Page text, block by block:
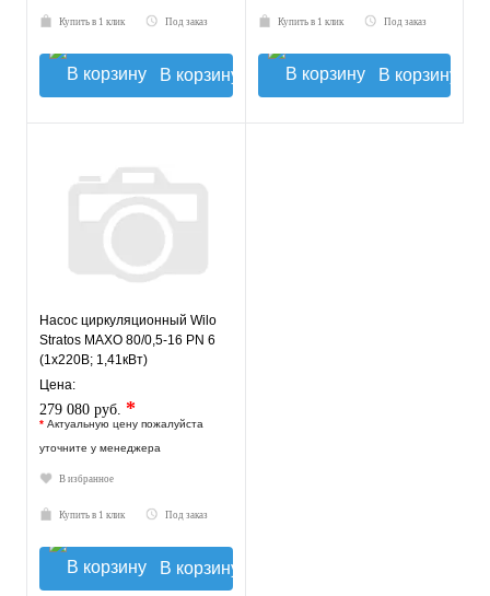
Купить в 1 клик Под заказ
В корзину
Купить в 1 клик Под заказ
В корзину
Насос циркуляционный Wilo
Stratos MAXO 80/0,5-16 PN 6
(1х220В; 1,41кВт)
Цена:
279 080 руб. *
* Актуальную цену пожалуйста
уточните у менеджера
В избранное
Купить в 1 клик Под заказ
В корзину